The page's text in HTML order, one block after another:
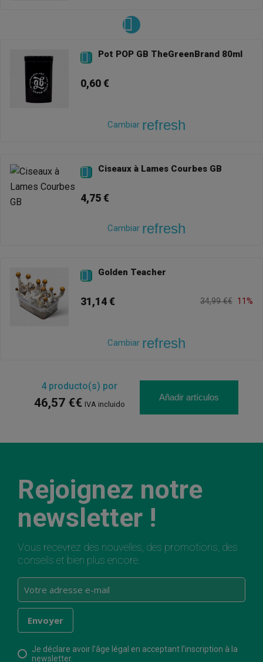
 Pot POP GB TheGreenBrand 80ml
0,60 €
Cambiar refresh
 Ciseaux à Lames Courbes GB
4,75 €
Cambiar refresh
 Golden Teacher
31,14 € 34,99 €€ 11%
Cambiar refresh
4producto(s) por
46,57 €€ IVA incluido
Añadir artículos
Rejoignez notre
newsletter !
Vous recevrez des nouvelles, des promotions, des
conseils et bien plus encore.
Je déclare avoir l’âge légal en acceptant l’inscription à la
newsletter.